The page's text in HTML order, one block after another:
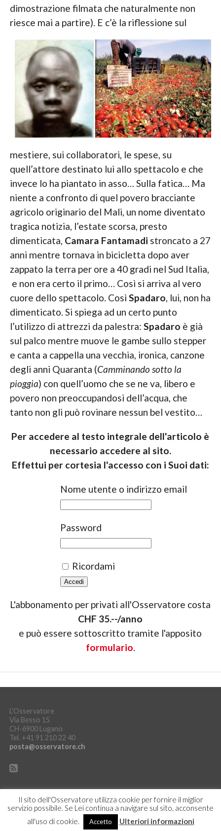
dimostrazione filmata che naturalmente non
riesce mai a partire).E c’è la riflessione sul
mestiere, sui collaboratori, le spese, su
quell’attore destinato lui allo spettacolo e che
invece lo ha piantato in asso… Sulla fatica… Ma
niente a confronto di quel povero bracciante
agricolo originario del Mali, un nome diventato
tragica notizia, l’estate scorsa, presto
dimenticata, Camara Fantamadi stroncato a 27
anni mentre tornava in bicicletta dopo aver
zappato la terra per ore a 40 gradi nel Sud Italia,
e non era certo il primo… Così si arriva al vero
cuore dello spettacolo. Così Spadaro , lui, non ha
dimenticato. Si spiega ad un certo punto
l’utilizzo di attrezzi da palestra: Spadaro è già
sul palco mentre muove le gambe sullo stepper
e canta a cappella una vecchia, ironica, canzone
degli anni Quaranta (Camminando sotto la
pioggia) con quell’uomo che se ne va, libero e
povero non preoccupandosi dell’acqua, che
tanto non gli può rovinare nessun bel vestito…
Per accedere al testo integrale dell'articolo è
necessario accedere al sito.
Effettui per cortesia l'accesso con i Suoi dati:
Nome utente o indirizzo email
Password
Ricordami
L'abbonamento per privati all'Osservatore costa
CHF 35.--/anno
e può essere sottoscritto tramite l'apposito
formulario
L'Osservatore
Via Besso 15
CH-6900 Lugano
Tel. +41 91 210 22 40
posta@osservatore.ch
DICHIARAZIONE SULLA PROTEZIONE DEI DATI ACCEDI
Il sito dell'Osservatore utilizza cookie per fornire il miglior
servizio possibile. Se Lei continua a navigare sul sito, acconsente
all'uso di cookie.
Accetto Ulteriori informazioni